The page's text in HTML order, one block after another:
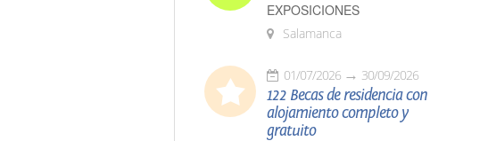
EXPOSICIONES
Salamanca
01/07/2026 30/09/2026
122 Becas de residencia con
alojamiento completo y
gratuito